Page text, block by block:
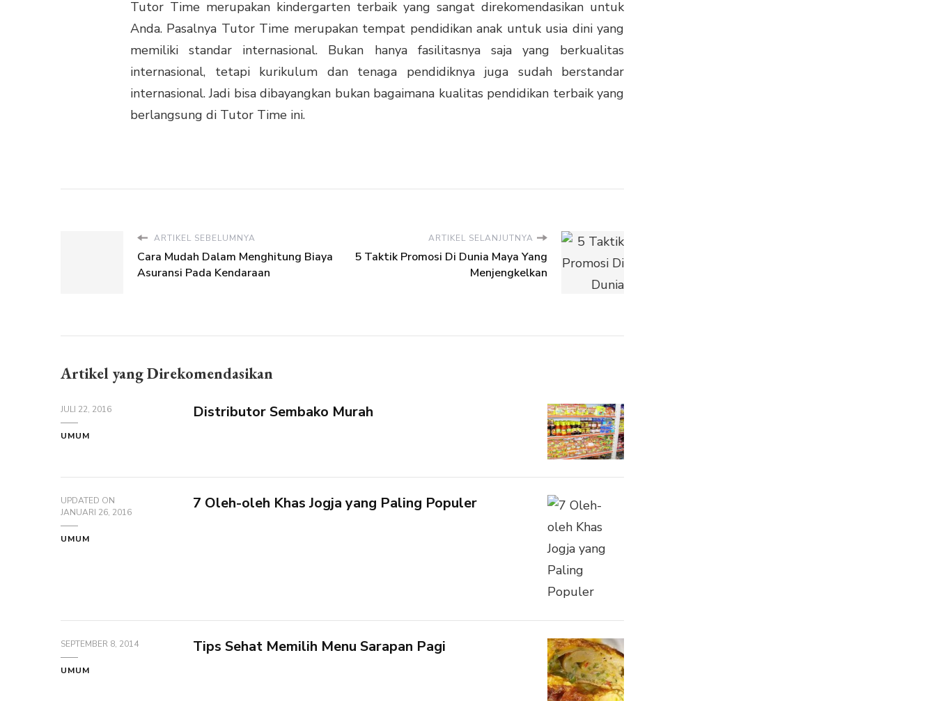
Tutor Time merupakan kindergarten terbaik yang sangat direkomendasikan untuk
Anda. Pasalnya Tutor Time merupakan tempat pendidikan anak untuk usia dini yang
memiliki standar internasional. Bukan hanya fasilitasnya saja yang berkualitas
internasional, tetapi kurikulum dan tenaga pendidiknya juga sudah berstandar
internasional. Jadi bisa dibayangkan bukan bagaimana kualitas pendidikan terbaik yang
berlangsung di Tutor Time ini.
ARTIKEL SEBELUMNYA
Cara Mudah Dalam Menghitung Biaya
Asuransi Pada Kendaraan
ARTIKEL SELANJUTNYA
5 Taktik Promosi Di Dunia Maya Yang
Menjengkelkan
Artikel yang Direkomendasikan
JULI 22, 2016
UMUM
Distributor Sembako Murah
UPDATED ON
JANUARI 26, 2016
UMUM
7 Oleh-oleh Khas Jogja yang Paling Populer
SEPTEMBER 8, 2014
UMUM
Tips Sehat Memilih Menu Sarapan Pagi